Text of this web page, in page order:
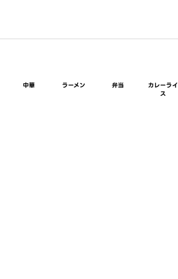
中華 ラーメン 弁当
カレーライ
ス